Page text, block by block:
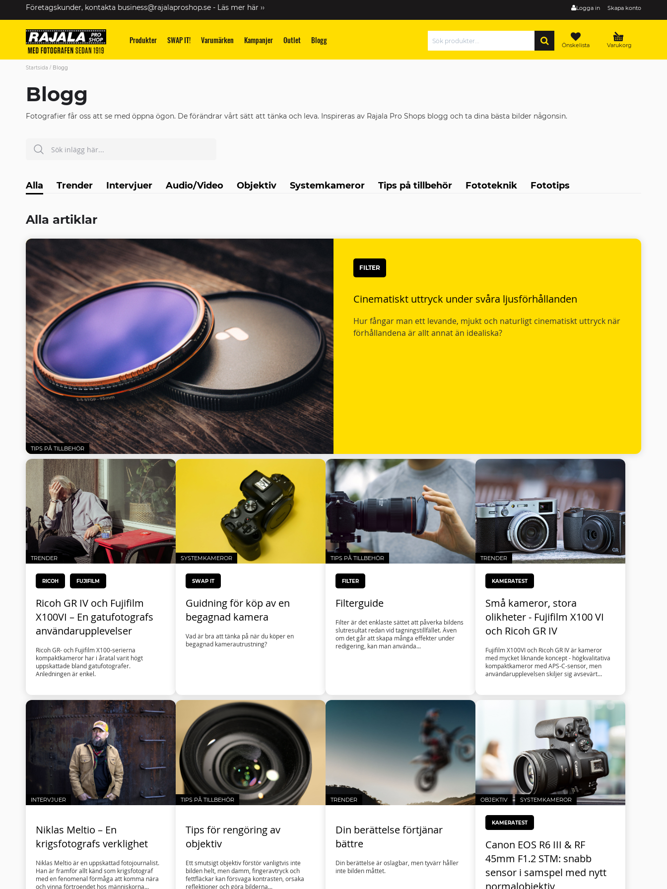
Skip
Logga in Skapa konto
Företagskunder, kontakta business@rajalaproshop.se - Läs mer här ››
Produkter SWAP IT! Varumärken Kampanjer Outlet Blogg Varukorg
Önskelista
Sök
Startsida Blogg
Blogg
Fotografier får oss att se med öppna ögon. De förändrar vårt sätt att tänka och leva. Inspireras av Rajala Pro Shops blogg och ta dina bästa bilder någonsin.
Sök SÖK
Alla Trender Intervjuer Audio/Video Objektiv Systemkameror Tips på tillbehör Fototeknik Fototips
Alla artiklar
TIPS PÅ TILLBEHÖR
FILTER
Cinematiskt uttryck under svåra ljusförhållanden
Hur fångar man ett levande, mjukt och naturligt cinematiskt uttryck när
förhållandena är allt annat än idealiska?
TRENDER
RICOH FUJIFILM
Ricoh GR IV och Fujifilm
X100VI – En gatufotografs
användarupplevelser
Ricoh GR- och Fujifilm X100-serierna
kompaktkameror har i åratal varit högt
uppskattade bland gatufotografer.
Anledningen är enkel.
SYSTEMKAMEROR
SWAP IT
Guidning för köp av en
begagnad kamera
Vad är bra att tänka på när du köper en
begagnad kamerautrustning?
TIPS PÅ TILLBEHÖR
FILTER
Filterguide
Filter är det enklaste sättet att påverka bildens
slutresultat redan vid tagningstillfället. Även
om det går att skapa många effekter under
redigering, kan man använda...
TRENDER
KAMERATEST
Små kameror, stora
olikheter - Fujifilm X100 VI
och Ricoh GR IV
Fujifilm X100VI och Ricoh GR IV är kameror
med mycket liknande koncept - högkvalitativa
kompaktkameror med APS-C-sensor, men
användarupplevelsen skiljer sig avsevärt...
INTERVJUER
Niklas Meltio – En
krigsfotografs verklighet
Niklas Meltio är en uppskattad fotojournalist.
Han är framför allt känd som krigsfotograf
med en fenomenal förmåga att komma nära
och vinna förtroendet hos människorna...
TIPS PÅ TILLBEHÖR
Tips för rengöring av
objektiv
Ett smutsigt objektiv förstör vanligtvis inte
bilden helt, men damm, fingeravtryck och
fettfläckar kan försvaga kontrasten, orsaka
reflektioner och göra bilderna...
TRENDER
Din berättelse förtjänar
bättre
Din berättelse är oslagbar, men tyvärr håller
inte bilden måttet.
OBJEKTIV SYSTEMKAMEROR
KAMERATEST
Canon EOS R6 III & RF
45mm F1.2 STM: snabb
sensor i samspel med nytt
normalobjektiv